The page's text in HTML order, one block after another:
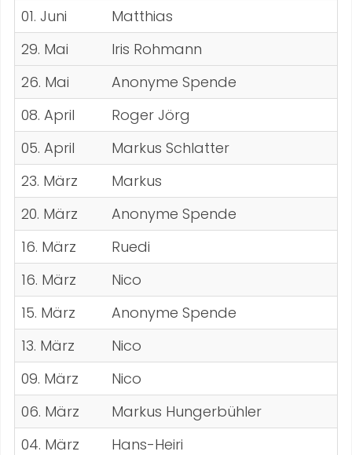
01. Juni
Matthias
29. Mai
Iris Rohmann
26. Mai
Anonyme Spende
08. April
Roger Jörg
05. April
Markus Schlatter
23. März
Markus
20. März
Anonyme Spende
16. März
Ruedi
16. März
Nico
15. März
Anonyme Spende
13. März
Nico
09. März
Nico
06. März
Markus Hungerbühler
04. März
Hans-Heiri